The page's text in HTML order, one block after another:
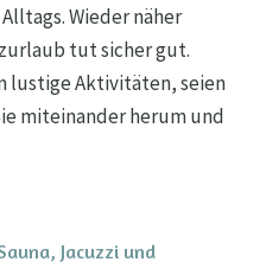
Wieder näher
tut sicher gut.
lustige Aktivitäten, seien
miteinander herum und
Jacuzzi und